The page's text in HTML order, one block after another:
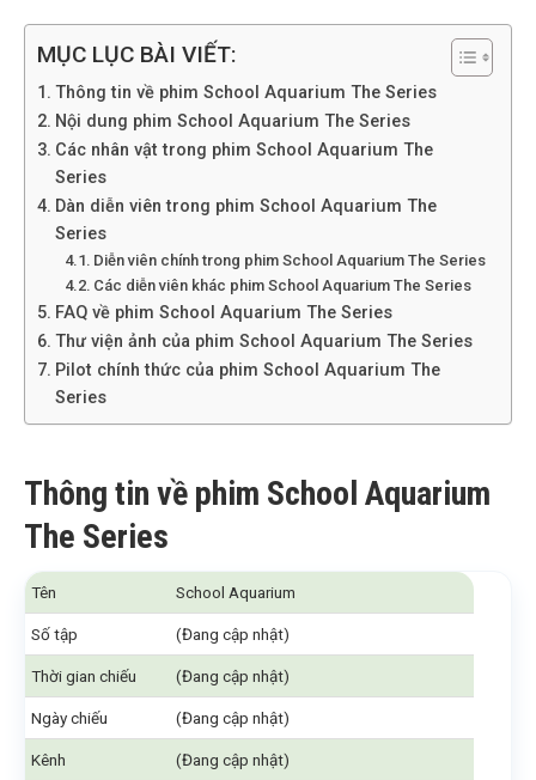
MỤC LỤC BÀI VIẾT:
Thông tin về phim School Aquarium The Series
Nội dung phim School Aquarium The Series
Các nhân vật trong phim School Aquarium The
Series
Dàn diễn viên trong phim School Aquarium The
Series
Diễn viên chính trong phim School Aquarium The Series
Các diễn viên khác phim School Aquarium The Series
FAQ về phim School Aquarium The Series
Thư viện ảnh của phim School Aquarium The Series
Pilot chính thức của phim School Aquarium The
Series
Thông tin về phim School Aquarium
The Series
Tên School Aquarium
Số tập (Đang cập nhật)
Thời gian chiếu (Đang cập nhật)
Ngày chiếu (Đang cập nhật)
Kênh (Đang cập nhật)